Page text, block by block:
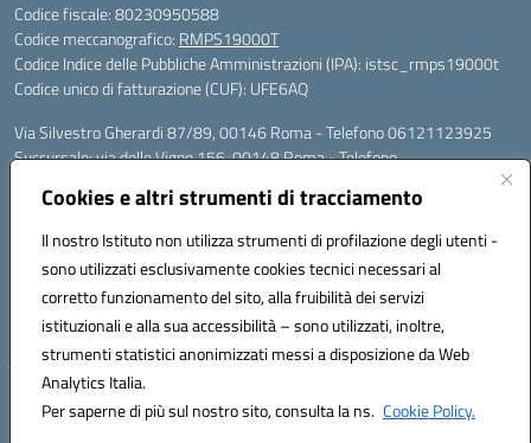
Cookies e altri strumenti di tracciamento
Il nostro Istituto non utilizza strumenti di profilazione degli utenti -
sono utilizzati esclusivamente cookies tecnici necessari al
corretto funzionamento del sito, alla fruibilità dei servizi
istituzionali e alla sua accessibilità – sono utilizzati, inoltre,
strumenti statistici anonimizzati messi a disposizione da Web
Analytics Italia.
Per saperne di più sul nostro sito, consulta la ns. Cookie Policy.
Codice fiscale: 80230950588
Codice meccanografico: RMPS19000T
Codice Indice delle Pubbliche Amministrazioni (IPA): istsc_rmps19000t
Codice unico di fatturazione (CUF): UFE6AQ
Via Silvestro Gherardi 87/89, 00146 Roma - Telefono 06121123925
Succursale: via delle Vigne 156, 00148 Roma - Telefono
Mail: rmps19000t@istruzione.it - PEC: rmps19000t@pec.istruzione.it
Per contatti con il Dirigente Scolastico, utilizzare esclusivamente
Codice univoco ufficio: UFE6AQ
Codice meccanografico: RMPS19000T
Codice fiscale: 80230950588
Hosting & Powered by 3D Solution S.r.l.
Concept & Design by Designers Italia